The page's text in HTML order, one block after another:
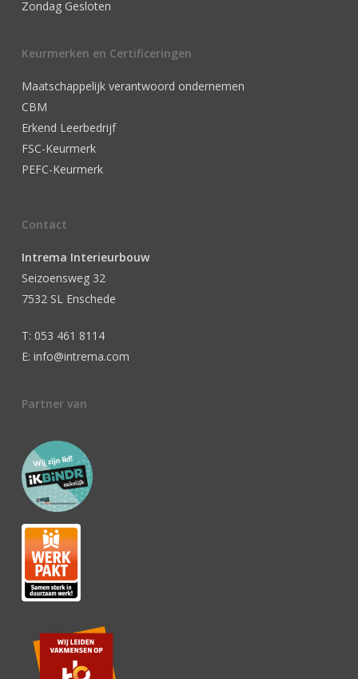
Zondag Gesloten
Keurmerken en Certificeringen
Maatschappelijk verantwoord ondernemen
CBM
Erkend Leerbedrijf
FSC-Keurmerk
PEFC-Keurmerk
Contact
Intrema Interieurbouw
Seizoensweg 32
7532 SL Enschede
T: 053 461 8114
E: info@intrema.com
Partner van